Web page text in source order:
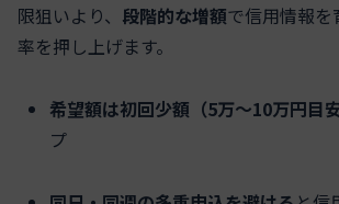
限狙いより、 段階的な増額で信用情報
率を押し上げます。
希望額は初回少額（5万〜10万円目安
プ